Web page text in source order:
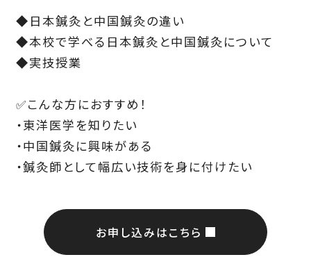
◆日本鍼灸と中国鍼灸の違い
◆本校で学べる日本鍼灸と中国鍼灸について
◆実技授業
✅こんな方におすすめ！
・東洋医学を知りたい
・中国鍼灸に興味がある
・鍼灸師として幅広い技術を身に付けたい
お申し込みはこちら